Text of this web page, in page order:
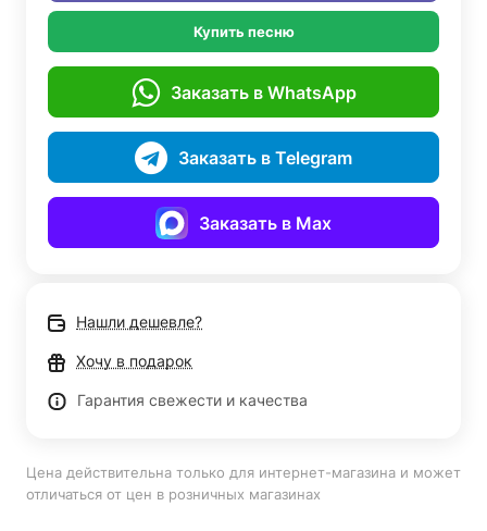
Купить песню
Заказать в WhatsApp
Заказать в Telegram
Заказать в Max
Нашли дешевле?
Хочу в подарок
Гарантия свежести и качества
Цена действительна только для интернет-магазина и может
отличаться от цен в розничных магазинах